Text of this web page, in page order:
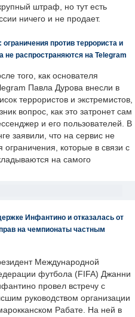
штраф, но тут есть
ничего и не продает.
против террориста и
не распространяются на Telegram
того, как основателя
Павла Дурова внесли в
террористов и экстремистов,
вопрос, как это затронет сам
и его пользователей. В
заявили, что на сервис не
ограничения, которые в связи с
на самого
Инфантино и отказалась от
на чемпионаты частным
Международной
футбола (FIFA) Джанни
провел встречу с
руководством организации
Рабате. На ней в